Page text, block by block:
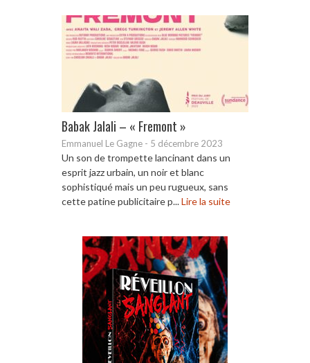
Babak Jalali – « Fremont »
Emmanuel Le Gagne - 5 décembre 2023
Un son de trompette lancinant dans un
esprit jazz urbain, un noir et blanc
sophistiqué mais un peu rugueux, sans
cette patine publicitaire p...Lire la suite